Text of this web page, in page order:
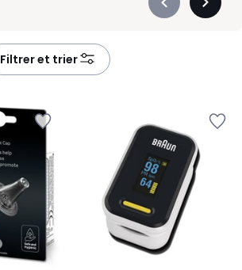
Précédent
Filtrer et trier